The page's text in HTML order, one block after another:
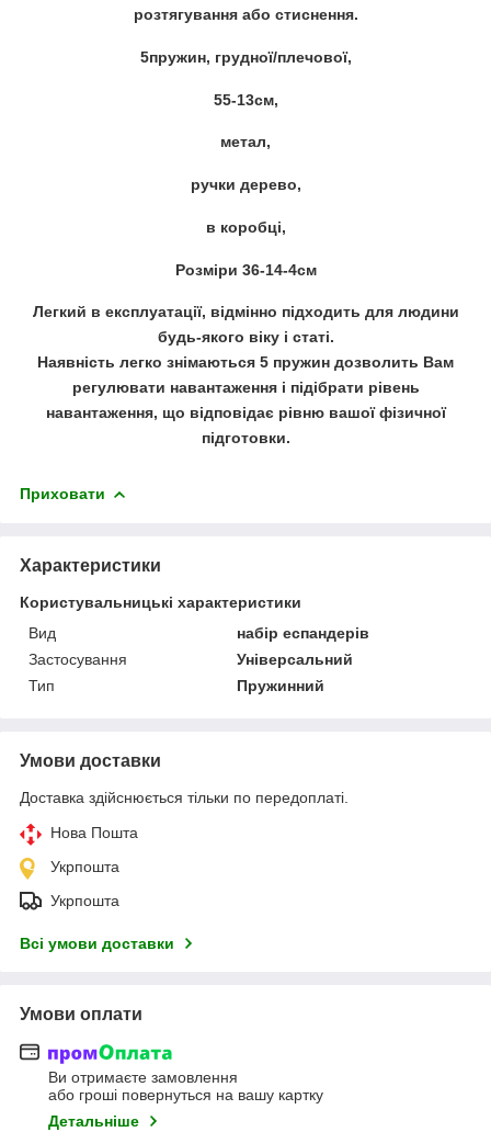
розтягування або стиснення.
5пружин, грудної/плечової,
55-13см,
метал,
ручки дерево,
в коробці,
Розміри 36-14-4см
Легкий в експлуатації, відмінно підходить для людини
будь-якого віку і статі.
Наявність легко знімаються 5 пружин дозволить Вам
регулювати навантаження і підібрати рівень
навантаження, що відповідає рівню вашої фізичної
підготовки.
Приховати
Характеристики
Користувальницькі характеристики
Вид
набір еспандерів
Застосування
Універсальний
Тип
Пружинний
Умови доставки
Доставка здійснюється тільки по передоплаті.
Нова Пошта
Укрпошта
Укрпошта
Всі умови доставки
Умови оплати
Ви отримаєте замовлення
або гроші повернуться на вашу картку
Детальніше